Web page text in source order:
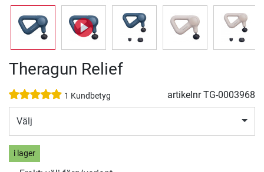
Theragun Relief
1 Kundbetyg artikelnrTG-0003968
Välj
i lager